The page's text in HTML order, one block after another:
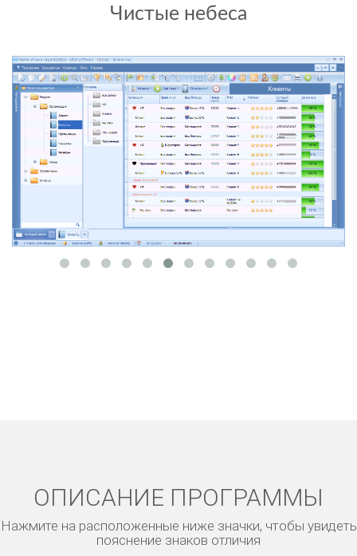
Игровой дизайн
ОПИСАНИЕ ПРОГРАММЫ
Нажмите на расположенные ниже значки, чтобы увидеть
пояснение знаков отличия